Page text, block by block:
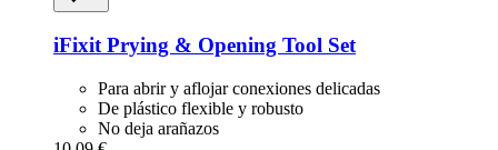
iFixit Prying & Opening Tool Set
Para abrir y aflojar conexiones delicadas
De plástico flexible y robusto
No deja arañazos